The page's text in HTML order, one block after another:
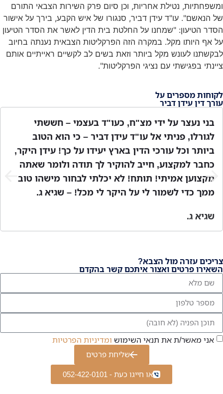
פרק השירות הצבאי התורם
איש הקבע, בירך על אישור
לאשר את הסדר הטיעון
הצבאית נענתה בחיוב
לב לקשיים ראייתיים אותם
בעצמי – חששתי
– כי הוא הטוב
על כך! עידן היקר,
תודה ולומר שאתה
לבחור מישהו טוב
מכל! – שגיא ג.
עריק שנמנע מכתב אישום
מתמשכת של מס' שנים,
להאמין … דין משמעתי
מהיר וזמין בכל שעה
מתן ש.
הפרטיות